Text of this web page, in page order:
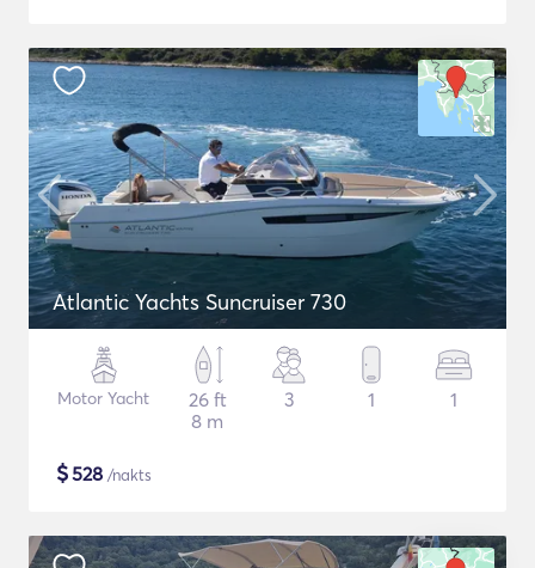
Atlantic Yachts Suncruiser 730
Motor Yacht
26 ft
8 m
3 1 1
$528 /nakts